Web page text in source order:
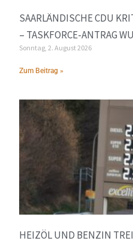
SAARLÄNDISCHE CDU
– TASKFORCE-ANTRAG
Sonntag, 2. August 2026
Zum Beitrag »
HEIZÖL UND BENZIN